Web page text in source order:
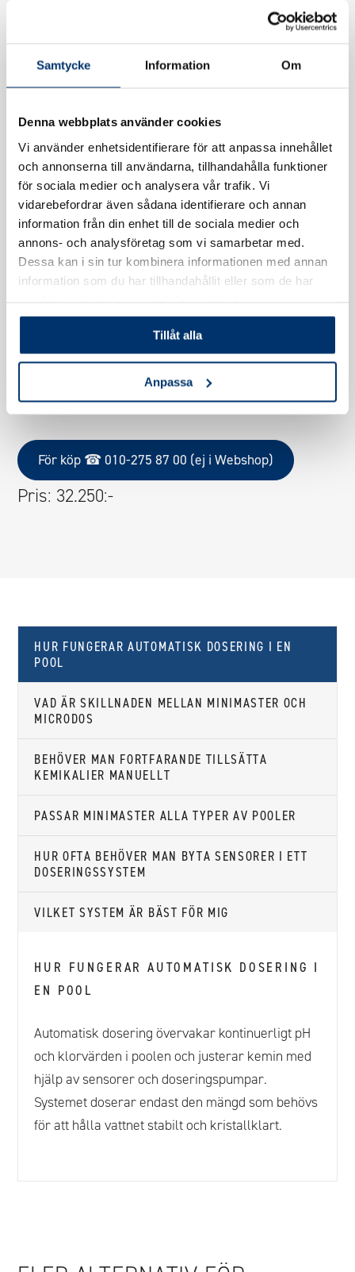
Samtycke Information Om
Denna webbplats använder cookies
Vi använder enhetsidentifierare för att anpassa innehållet
och annonserna till användarna, tillhandahålla funktioner
för sociala medier och analysera vår trafik. Vi
vidarebefordrar även sådana identifierare och annan
information från din enhet till de sociala medier och
annons- och analysföretag som vi samarbetar med.
Dessa kan i sin tur kombinera informationen med annan
information som du har tillhandahållit eller som de har
Tillåt alla
Anpassa
högkvalitativa sensorer och de medföljande
doseringspumparna säkerställer exakt dosering. En
frekvensstyrdpump och belysning kan också
Installationen sker enkelt då Control Station är
förmonterad på en platta som placeras i
teknikrummet. Systemet använder flytande pH och klor
för att säkerställa korrekt behandling av vattnet. Det
inkluderar även två peristaltiska pumpar för pH och
klor, samt sensorer för att mäta pH och redox.
Dessutom ingår en WIFI-modul och en
säkerhetsflödesgivare för att förbättra
Slutligen, med en garanti på sex månader för
sensorerna och möjligheten att avläsa alla mått för
extern användning, är detta system ett pålitligt val för
effektiv och noggrann poolhantering.
För köp ☎ 010-275 87 00 (ej i Webshop)
Pris: 32.250:-
HUR FUNGERAR AUTOMATISK DOSERING I EN
POOL
VAD ÄR SKILLNADEN MELLAN MINIMASTER OCH
MICRODOS
BEHÖVER MAN FORTFARANDE TILLSÄTTA
KEMIKALIER MANUELLT
PASSAR MINIMASTER ALLA TYPER AV POOLER
HUR OFTA BEHÖVER MAN BYTA SENSORER I ETT
DOSERINGSSYSTEM
VILKET SYSTEM ÄR BÄST FÖR MIG
HUR FUNGERAR AUTOMATISK DOSERING I
EN POOL
Automatisk dosering övervakar kontinuerligt pH
och klorvärden i poolen och justerar kemin med
hjälp av sensorer och doseringspumpar.
Systemet doserar endast den mängd som behövs
för att hålla vattnet stabilt och kristallklart.